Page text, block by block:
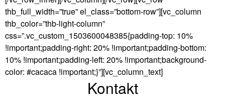
thb_full_width=”true” el_class=”bottom-row”][vc_column
thb_color=”thb-light-column”
css=”.vc_custom_1503600048385{padding-top: 10%
!important;padding-right: 20% !important;padding-bottom:
10% !important;padding-left: 20% !important;background-
color: #cacaca !important;}”][vc_column_text]
Kontakt